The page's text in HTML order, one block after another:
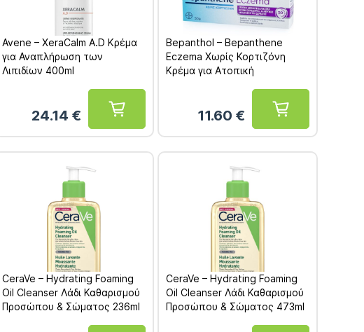
Avene – XeraCalm A.D Κρέμα
για Αναπλήρωση των
Λιπιδίων 400ml
24.14€
Bepanthol – Bepanthene
Eczema Χωρίς Κορτιζόνη
Κρέμα για Ατοπική
11.60 €
CeraVe – Hydrating Foaming
Oil Cleanser Λάδι Καθαρισμού
Προσώπου & Σώματος 236ml
CeraVe – Hydrating Foaming
Oil Cleanser Λάδι Καθαρισμού
Προσώπου & Σώματος 473ml